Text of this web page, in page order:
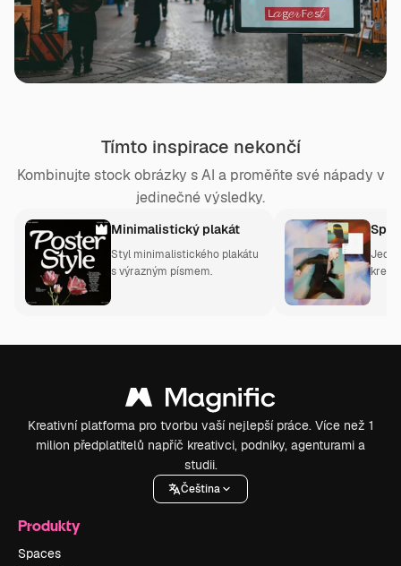
Tímto inspirace nekončí
Kombinujte stock obrázky s AI a proměňte své nápady v
jedinečné výsledky.
Minimalistický plakát
Styl minimalistického plakátu
s výrazným písmem.
Kreativní platforma pro tvorbu vaší nejlepší práce. Více než 1
milion předplatitelů napříč kreativci, podniky, agenturami a
studii.
Čeština
Produkty
Spaces